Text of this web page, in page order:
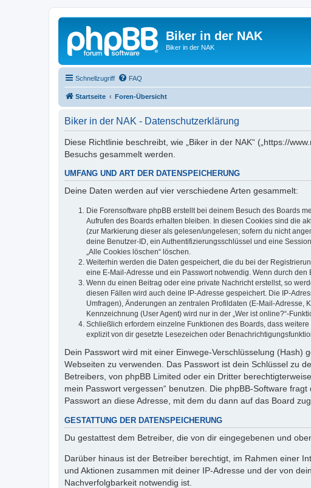
Biker in der NAK
Biker in der NAK
Schnellzugriff FAQ
Startseite Foren-Übersicht
Biker in der NAK - Datenschutzerklärung
Diese Richtlinie beschreibt, wie „Biker in der NAK“ („https://
Besuchs gesammelt werden.
UMFANG UND ART DER DATENSPEICHERUNG
Deine Daten werden auf vier verschiedene Arten gesammelt:
Die Forensoftware phpBB erstellt bei deinem Besuch des Boards
Aufrufen des Boards erhalten bleiben. In diesen Cookies sind die
(zur Markierung dieser als gelesen/ungelesen; sofern du nicht
deine Benutzer-ID, ein Authentifizierungsschlüssel und eine
„Alle Cookies löschen“ löschen.
Weiterhin werden die Daten gespeichert, die du bei der
eine E-Mail-Adresse und ein Passwort notwendig. Wenn durch
Wenn du einen Beitrag oder eine private Nachricht erstellst, so
diesen Fällen wird auch deine IP-Adresse gespeichert. Die IP-
Umfragen), Änderungen an zentralen Profildaten (E-Mail-Adresse,
Kennzeichnung (User Agent) wird nur in der „Wer ist online?“-
Schließlich erfordern einzelne Funktionen des Boards, dass
explizit von dir gesetzte Lesezeichen oder
Dein Passwort wird mit einer Einwege-Verschlüsselung
Webseiten zu verwenden. Das Passwort ist dein Schlüssel zu
Betreibers, von phpBB Limited oder ein Dritter
mein Passwort vergessen“ benutzen. Die phpBB-Software
Passwort an diese Adresse, mit dem du dann auf das Board
GESTATTUNG DER DATENSPEICHERUNG
Du gestattest dem Betreiber, die von dir eingegebenen und
Darüber hinaus ist der Betreiber berechtigt, im Rahmen einer
und Aktionen zusammen mit deiner IP-Adresse und der von
Nachverfolgbarkeit notwendig ist.